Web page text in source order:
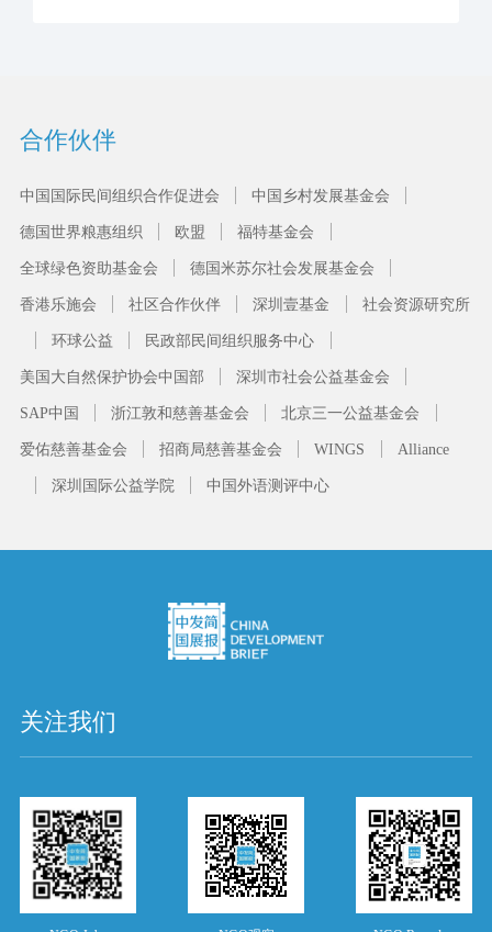
合作伙伴
中国国际民间组织合作促进会 中国乡村发展基金会
德国世界粮惠组织 欧盟 福特基金会
全球绿色资助基金会 德国米苏尔社会发展基金会
香港乐施会 社区合作伙伴 深圳壹基金 社会资源研究所
环球公益 民政部民间组织服务中心
美国大自然保护协会中国部 深圳市社会公益基金会
SAP中国 浙江敦和慈善基金会 北京三一公益基金会
爱佑慈善基金会 招商局慈善基金会 WINGS Alliance
深圳国际公益学院 中国外语测评中心
关注我们